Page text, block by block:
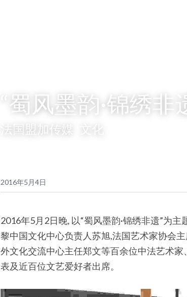
“蜀风墨韵·锦绣
法国盟加传媒  文化
2016年5月4日
2016年5月2日晚, 以“蜀风墨韵·锦绣非遗”为
黎中国文化中心负责人苏旭,法国艺术家协会
外文化交流中心主任郑文等百余位中法艺术
表及近百位文艺爱好者出席。